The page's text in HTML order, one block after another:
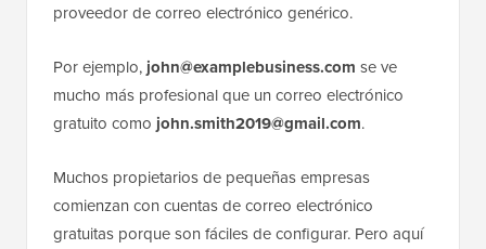
proveedor de correo electrónico genérico.
Por ejemplo,john@examplebusiness.com se ve
mucho más profesional que un correo electrónico
gratuito como john.smith2019@gmail.com.
Muchos propietarios de pequeñas empresas
comienzan con cuentas de correo electrónico
gratuitas porque son fáciles de configurar. Pero aquí